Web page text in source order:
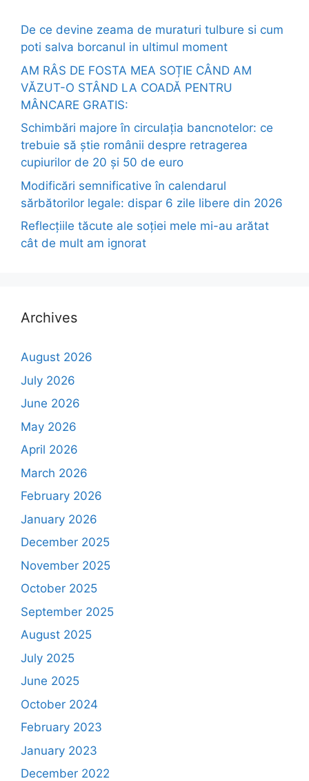
De ce devine zeama de muraturi tulbure si cum
poti salva borcanul in ultimul moment
AM RÂS DE FOSTA MEA SOȚIE CÂND AM
VĂZUT-O STÂND LA COADĂ PENTRU
MÂNCARE GRATIS:
Schimbări majore în circulația bancnotelor: ce
trebuie să știe românii despre retragerea
cupiurilor de 20 și 50 de euro
Modificări semnificative în calendarul
sărbătorilor legale: dispar 6 zile libere din 2026
Reflecțiile tăcute ale soției mele mi-au arătat
cât de mult am ignorat
Archives
August 2026
July 2026
June 2026
May 2026
April 2026
March 2026
February 2026
January 2026
December 2025
November 2025
October 2025
September 2025
August 2025
July 2025
June 2025
October 2024
February 2023
January 2023
December 2022